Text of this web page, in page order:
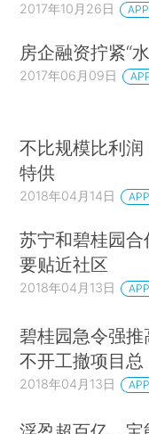
2017年10月26日
房企融资拧紧“
2017年06月09日
不比规模比利
特供
2018年04月14日
苏宁和碧桂园
要贴近社区
2018年04月13日
碧桂园急令强
不开工撤项目总
2018年04月13日